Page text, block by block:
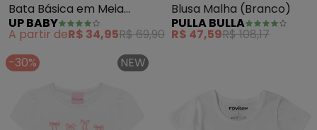
Bata Básica em Meia
Malha (Branco)
UP BABY
A partir deR$ 34,95R$ 69,90
Blusa Malha (Branco)
PULLA BULLA
R$ 47,59R$ 108,17
-30%
NEW